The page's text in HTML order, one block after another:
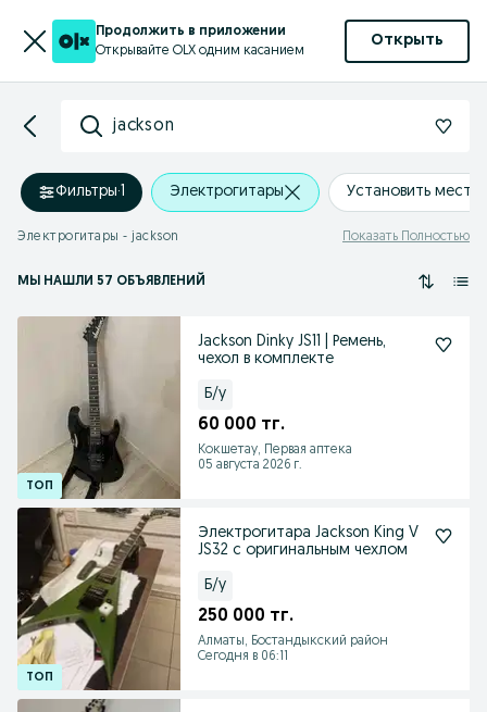
Продолжить в приложении
Открывайте OLX одним касанием
Открыть
jackson
Фильтры·1 Электрогитары Установить
Электрогитары - jackson Показать Полностью
МЫ НАШЛИ 57 ОБЪЯВЛЕНИЙ
Jackson Dinky JS11 | Ремень,
чехол в комплекте
Б/у
60 000 тг.
Кокшетау, Первая аптека
05 августа 2026 г.
Электрогитара Jackson King V
JS32 с оригинальным чехлом
Б/у
250 000 тг.
Алматы, Бостандыкский район
Сегодня в 06:11